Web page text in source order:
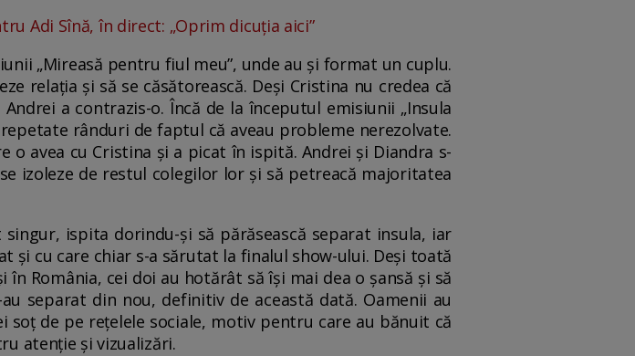
Adi Sînă, în direct: „Oprim dicuția aici”
„Mireasă pentru fiul meu”, unde au și format un cuplu.
relația și să se căsătorească. Deși Cristina nu credea că
a contrazis-o. Încă de la începutul emisiunii „Insula
rânduri de faptul că aveau probleme nerezolvate.
o avea cu Cristina și a picat în ispită. Andrei și Diandra s-
izoleze de restul colegilor lor și să petreacă majoritatea
ispita dorindu-și să părăsească separat insula, iar
și cu care chiar s-a sărutat la finalul show-ului. Deși toată
România, cei doi au hotărât să își mai dea o șansă și să
separat din nou, definitiv de această dată. Oamenii au
de pe rețelele sociale, motiv pentru care au bănuit că
atenție și vizualizări.